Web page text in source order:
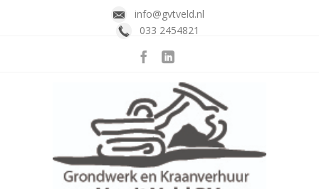
info@gvtveld.nl
033 2454821